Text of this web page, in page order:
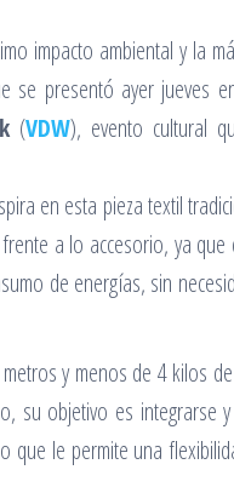
impacto ambiental y la
se presentó ayer jueves
(VDW), evento cultural
en esta pieza textil
a lo accesorio, ya
de energías, sin
y menos de 4 kilos
objetivo es integrarse
que le permite una